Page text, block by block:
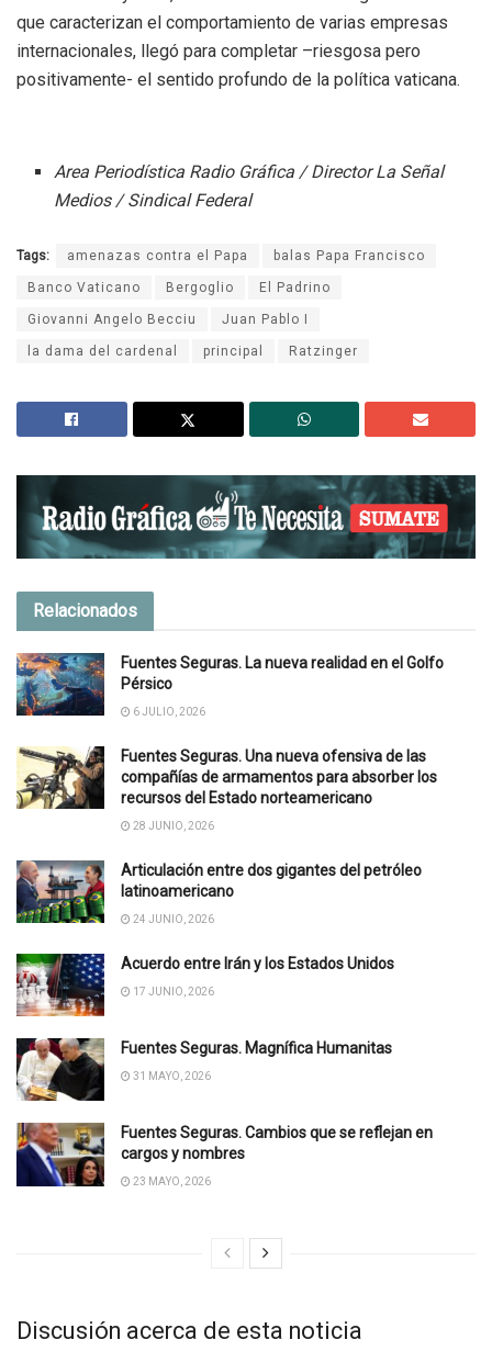
que caracterizan el comportamiento de varias empresas
internacionales, llegó para completar –riesgosa pero
positivamente- el sentido profundo de la política vaticana.
Area Periodística Radio Gráfica / Director La Señal
Medios / Sindical Federal
Tags: amenazas contra el Papa balas Papa Francisco
Banco Vaticano Bergoglio El Padrino
Giovanni Angelo Becciu Juan Pablo I
la dama del cardenal principal Ratzinger
Relacionados
Fuentes Seguras. La nueva realidad en el Golfo
Pérsico
6 JULIO, 2026
Fuentes Seguras. Una nueva ofensiva de las
compañías de armamentos para absorber los
recursos del Estado norteamericano
28 JUNIO, 2026
Articulación entre dos gigantes del petróleo
latinoamericano
24 JUNIO, 2026
Acuerdo entre Irán y los Estados Unidos
17 JUNIO, 2026
Fuentes Seguras. Magnífica Humanitas
31 MAYO, 2026
Fuentes Seguras. Cambios que se reflejan en
cargos y nombres
23 MAYO, 2026
Discusión acerca de esta noticia